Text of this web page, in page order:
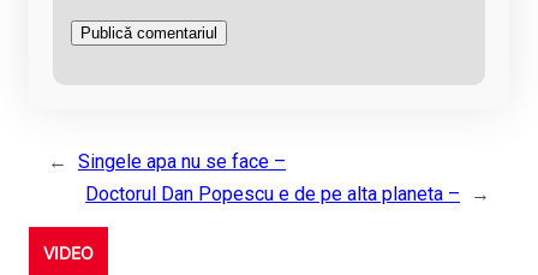
←
Singele apa nu se face –
Doctorul Dan Popescu e de pe alta planeta –
→
VIDEO